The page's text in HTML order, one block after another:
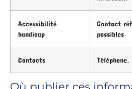
Accessibilité
handicap
Contact
possibles
Contacts